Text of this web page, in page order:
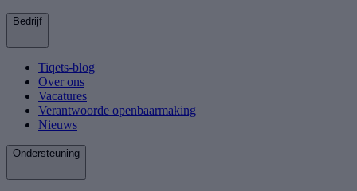
Bedrijf
Tiqets-blog
Over ons
Vacatures
Verantwoorde openbaarmaking
Nieuws
Ondersteuning